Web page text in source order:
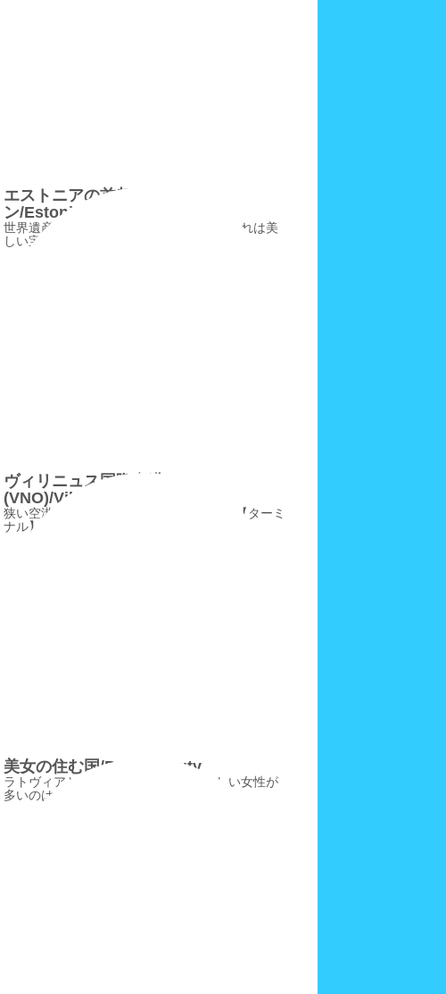
エストニアの首都タリ
ン/EstoniaTallinn
世界遺産の都市タリンで見つけたもの、それは美
しい宝石のような
ヴィリニュス国際空港
(VNO)/VilniusAirPort
狭い空港ターミナルに8時間、まるで映画【ターミ
ナル】の縮小版で
美女の住む国/BalticBeauty
ラトヴィアとリトアニアには、実に美しい女性が
多いのはなぜ